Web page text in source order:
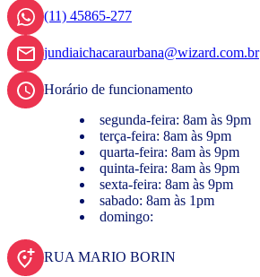
(11) 45865-277
jundiaichacaraurbana@wizard.com.br
Horário de funcionamento
segunda-feira: 8am às 9pm
terça-feira: 8am às 9pm
quarta-feira: 8am às 9pm
quinta-feira: 8am às 9pm
sexta-feira: 8am às 9pm
sabado: 8am às 1pm
domingo:
RUA MARIO BORIN